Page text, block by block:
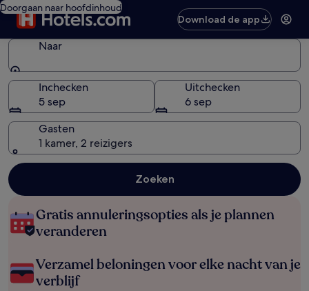
Doorgaan naar hoofdinhoud
Download de app
Naar
Naar
Inchecken
5 sep
Uitchecken
6 sep
Gasten
1 kamer, 2 reizigers
Zoeken
Gratis annuleringsopties als je plannen
veranderen
Verzamel beloningen voor elke nacht van je
verblijf